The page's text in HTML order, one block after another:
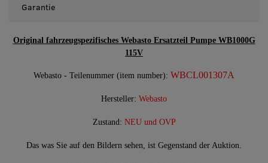
Garantie
Original fahrzeugspezifisches Webasto Ersatzteil Pumpe WB1000G
115V
Webasto - Teilenummer (item number): WBCL001307A
Hersteller: Webasto
Zustand: NEU und OVP
Das was Sie auf den Bildern sehen, ist Gegenstand der Auktion.